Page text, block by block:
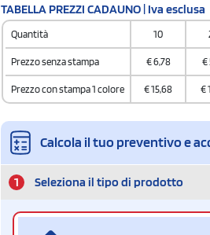
TABELLA PREZZI CADAUNO | Iva esclusa
Quantità 10
Prezzo senza stampa €6,78 €
Prezzo con stampa 1 colore €15,68 €
Calcola il tuo preventivo e
1 Seleziona il tipo di prodotto